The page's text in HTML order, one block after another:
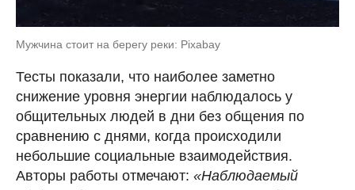
Мужчина стоит на берегу реки: Pixabay
Тесты показали, что наиболее заметно
снижение уровня энергии наблюдалось у
общительных людей в дни без общения по
сравнению с днями, когда происходили
небольшие социальные взаимодействия.
Авторы работы отмечают: «Наблюдаемый